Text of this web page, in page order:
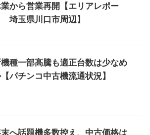
から営業再開【エリアレポー
埼玉県川口市周辺】
種一部高騰も適正台数は少なめ
パチンコ中古機流通状況】
へ話題機多数控え、中古価格は